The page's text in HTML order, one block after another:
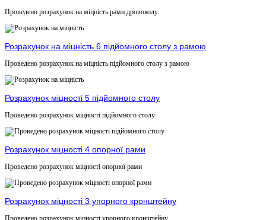
Проведено розрахунок на міцність рами дровоколу
Розрахунок на міцність 6 підйомного столу з рамою
Проведено розрахунок на міцність підйомного столу з рамою
Розрахунок міцності 5 підйомного столу
Проведено розрахунок міцності підйомного столу
Розрахунок міцності 4 опорної рами
Проведено розрахунок міцності опорної рами
Розрахунок міцності 3 упорного кронштейну
Проведено розрахунок міцності упорного кронштейну